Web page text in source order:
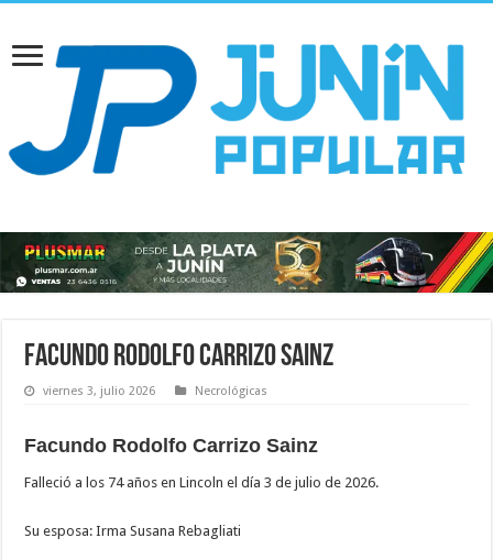
Facundo Rodolfo Carrizo Sainz
viernes 3, julio 2026 Necrológicas
Facundo Rodolfo Carrizo Sainz
Falleció a los 74 años en Lincoln el día 3 de julio de 2026.
Su esposa: Irma Susana Rebagliati